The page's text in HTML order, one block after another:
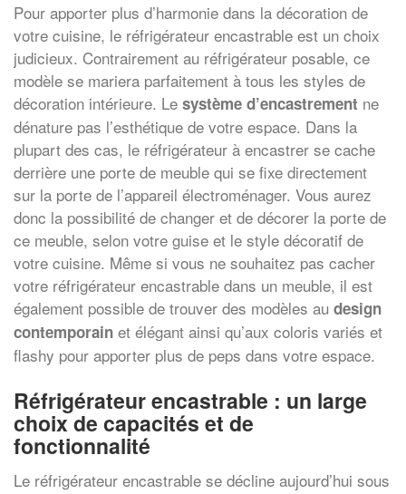
Pour apporter plus d’harmonie dans la décoration de
votre cuisine, le réfrigérateur encastrable est un choix
judicieux. Contrairement au réfrigérateur posable, ce
modèle se mariera parfaitement à tous les styles de
décoration intérieure. Le système d’encastrement ne
dénature pas l’esthétique de votre espace. Dans la
plupart des cas, le réfrigérateur à encastrer se cache
derrière une porte de meuble qui se fixe directement
sur la porte de l’appareil électroménager. Vous aurez
donc la possibilité de changer et de décorer la porte de
ce meuble, selon votre guise et le style décoratif de
votre cuisine. Même si vous ne souhaitez pas cacher
votre réfrigérateur encastrable dans un meuble, il est
également possible de trouver des modèles au design
contemporain et élégant ainsi qu’aux coloris variés et
flashy pour apporter plus de peps dans votre espace.
Réfrigérateur encastrable : un large
choix de capacités et de
fonctionnalité
Le réfrigérateur encastrable se décline aujourd’hui sous